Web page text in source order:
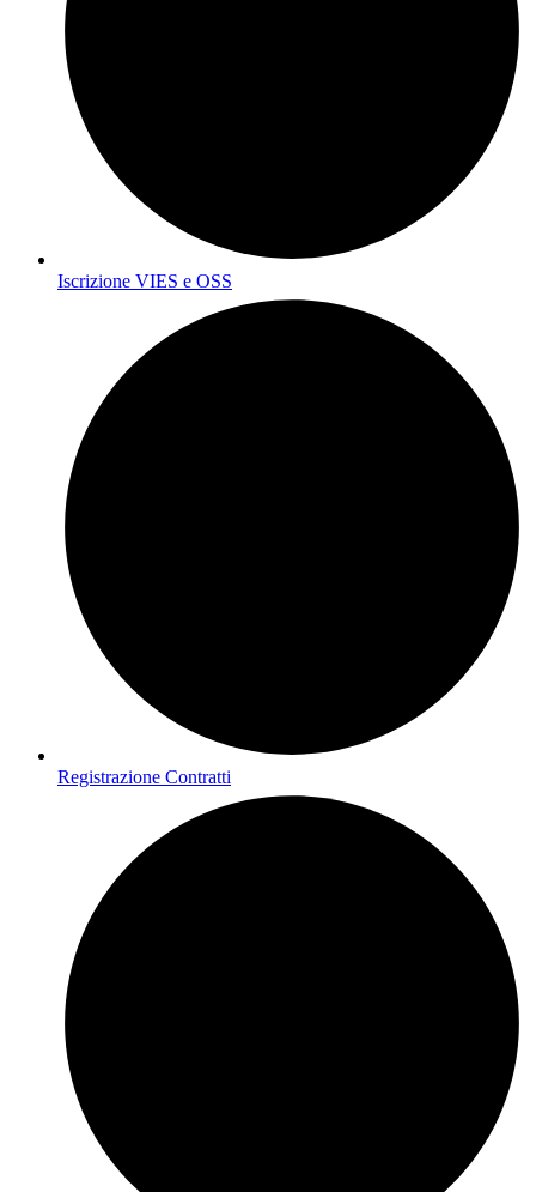
Iscrizione VIES e OSS
Registrazione Contratti